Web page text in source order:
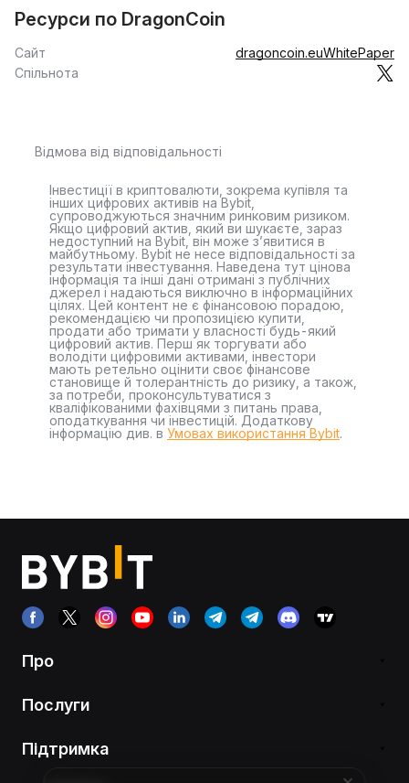
Ресурси по DragonCoin
Сайт dragoncoin.euWhitePaper
Спільнота
Відмова від відповідальності
Інвестиції в криптовалюти, зокрема купівля та
інших цифрових активів на Bybit,
супроводжуються значним ринковим ризиком.
Якщо цифровий актив, який ви шукаєте, зараз
недоступний на Bybit, він може з’явитися в
майбутньому. Bybit не несе відповідальності за
результати інвестування. Наведена тут цінова
інформація та інші дані отримані з публічних
джерел і надаються виключно в інформаційних
цілях. Цей контент не є фінансовою порадою,
рекомендацією чи пропозицією купити,
продати або тримати у власності будь-який
цифровий актив. Перш як торгувати або
володіти цифровими активами, інвестори
мають ретельно оцінити своє фінансове
становище й толерантність до ризику, а також,
за потреби, проконсультуватися з
кваліфікованими фахівцями з питань права,
оподаткування чи інвестицій. Додаткову
інформацію див. в Умовах використання Bybit.
Про
Послуги
Підтримка